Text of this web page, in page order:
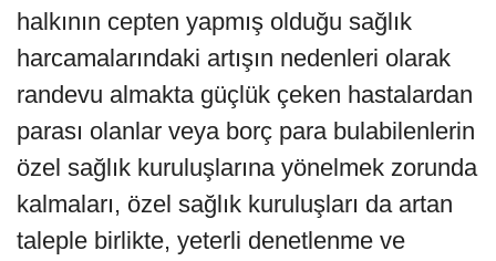
halkının cepten yapmış olduğu sağlık
harcamalarındaki artışın nedenleri olarak
randevu almakta güçlük çeken hastalardan
parası olanlar veya borç para bulabilenlerin
özel sağlık kuruluşlarına yönelmek zorunda
kalmaları, özel sağlık kuruluşları da artan
taleple birlikte, yeterli denetlenme ve